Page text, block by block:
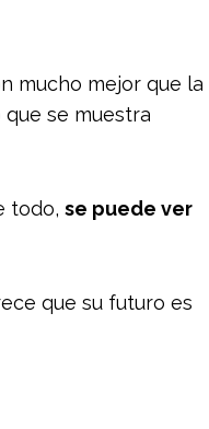
mucho mejor que la
se muestra
todo, se puede ver
que su futuro es